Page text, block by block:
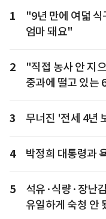
1
"9년 만에 여덟
엄마 돼요"
2
"직접 농사 안 지
중과에 떨고 있는
3 무너진 '전세 4년
4 박정희 대통령과
5
석유·식량·장난
유일하게 숙청 안